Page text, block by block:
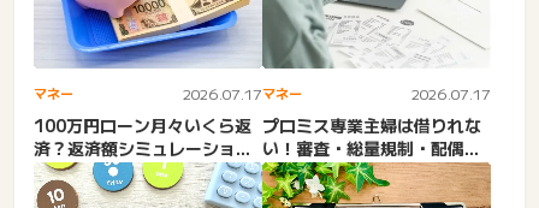
マネー 2026.07.17
100万円ローン月々いくら返
済？返済額シミュレーショ
ン！100万借りるには年収...
マネー 2026.07.17
プロミス専業主婦は借りれな
い！審査・総量規制・配偶者
貸付。知恵袋。収入なしの
カ...